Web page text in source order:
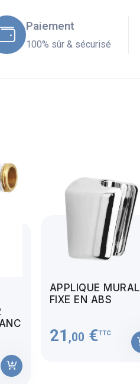
Paiement
100% sûr & sécurisé
APPLIQUE MURAL
FIXE EN ABS
21 ,00 €TTC